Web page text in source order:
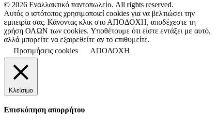
© 2026 Εναλλακτικό παντοπωλείο. All rights reserved.
Αυτός ο ιστότοπος χρησιμοποιεί cookies για να βελτιώσει την
εμπειρία σας. Κάνοντας κλικ στο ΑΠΟΔΟΧΗ, αποδέχεστε τη
χρήση ΟΛΩΝ των cookies. Υποθέτουμε ότι είστε εντάξει με αυτό,
αλλά μπορείτε να εξαιρεθείτε αν το επιθυμείτε.
Προτιμήσεις cookies
ΑΠΟΔΟΧΗ
Κλείσιμο
Επισκόπηση απορρήτου